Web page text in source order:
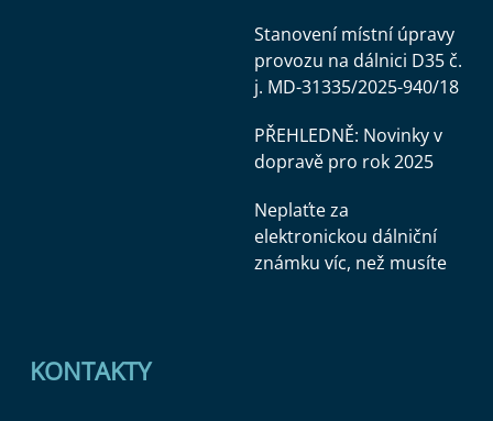
Stanovení místní úpravy
provozu na dálnici D35 č.
j. MD-31335/2025-940/18
PŘEHLEDNĚ: Novinky v
dopravě pro rok 2025
Neplaťte za
elektronickou dálniční
známku víc, než musíte
KONTAKTY